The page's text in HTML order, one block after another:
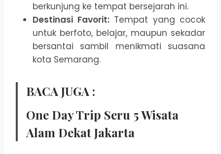
berkunjung ke tempat bersejarah ini.
Destinasi Favorit:Tempat yang cocok
untuk berfoto, belajar, maupun sekadar
bersantai sambil menikmati suasana
kota Semarang.
BACA JUGA :
One Day Trip Seru 5 Wisata
Alam Dekat Jakarta